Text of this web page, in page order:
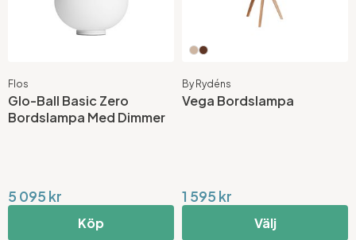
Flos
Glo-Ball Basic Zero
Bordslampa Med Dimmer
5 095 kr
Köp
By Rydéns
Vega Bordslampa
1 595 kr
Välj